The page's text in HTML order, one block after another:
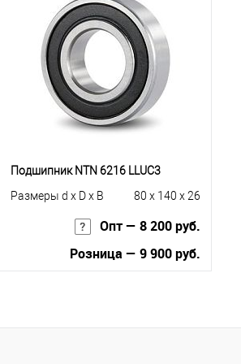
Купить в 1 клик
К сравнению
В избранное
Под заказ
Подшипник NTN 6216 LLUC3
Размеры d x D x B
80 x 140 x 26
Опт — 8 200 руб.
Розница — 9 900 руб.